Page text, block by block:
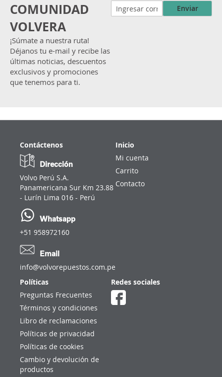
COMUNIDAD
VOLVERA
¡Súmate a nuestra ruta!
Déjanos tu e-mail y recibe las
últimas noticias, descuentos
exclusivos y promociones
que tenemos para ti.
Enviar
Contáctenos
Dirección
Volvo Perú S.A.
Panamericana Sur Km 23.88
- Lurín Lima 016 - Perú
Whatsapp
+51 958972160
Email
info@volvorepuestos.com.pe
Inicio
Mi cuenta
Carrito
Contacto
Políticas
Preguntas Frecuentes
Términos y condiciones
Libro de reclamaciones
Políticas de privacidad
Políticas de cookies
Cambio y devolución de
productos
Redes sociales